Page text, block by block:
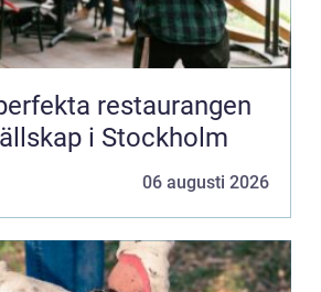
restaurangen
i Stockholm
06 augusti 2026